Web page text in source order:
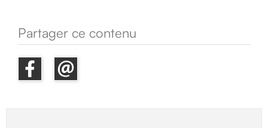
Partager ce contenu